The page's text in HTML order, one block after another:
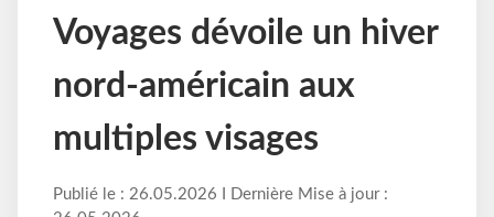
Voyages dévoile un hiver
nord-américain aux
multiples visages
Publié le : 26.05.2026 I Dernière Mise à jour :